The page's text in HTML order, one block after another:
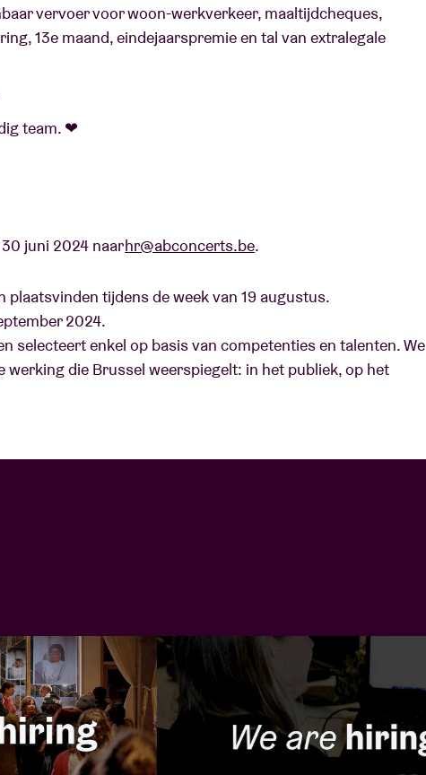
vervoer voor woon-werkverkeer, maaltijdcheques,
13e maand, eindejaarspremie en tal van extralegale
team. ❤
juni 2024 naarhr@abconcerts.be.
plaatsvinden tijdens de week van 19 augustus.
2024.
selecteert enkel op basis van competenties en talenten. We
werking die Brussel weerspiegelt: in het publiek, op het